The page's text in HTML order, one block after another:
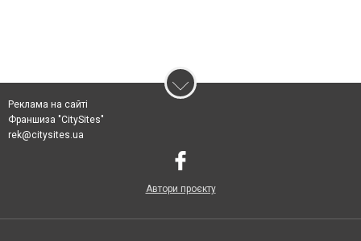
Реклама на сайті
Франшиза "CitySites"
rek@citysites.ua
Автори проєкту